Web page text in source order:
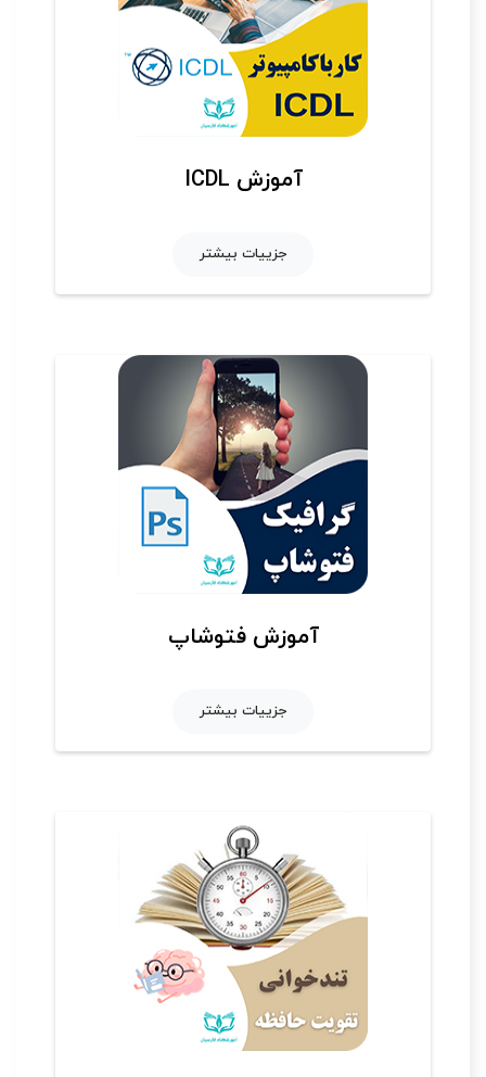
آموزش ICDL
جزییات بیشتر
آموزش فتوشاپ
جزییات بیشتر